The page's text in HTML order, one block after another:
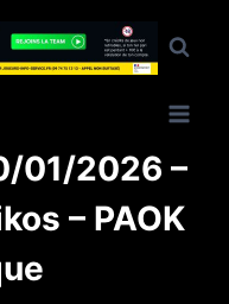
01/2026 –
– PAOK